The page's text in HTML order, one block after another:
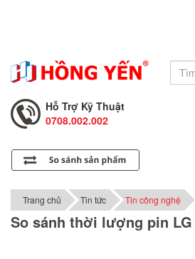
Tư Vấn Bán Hàng
Hỗ Trợ Kỹ Thuật
0708.002.002
0708.001.001
Trang chủ Tin tức Tin công nghệ
So sánh thời lượng pin LG